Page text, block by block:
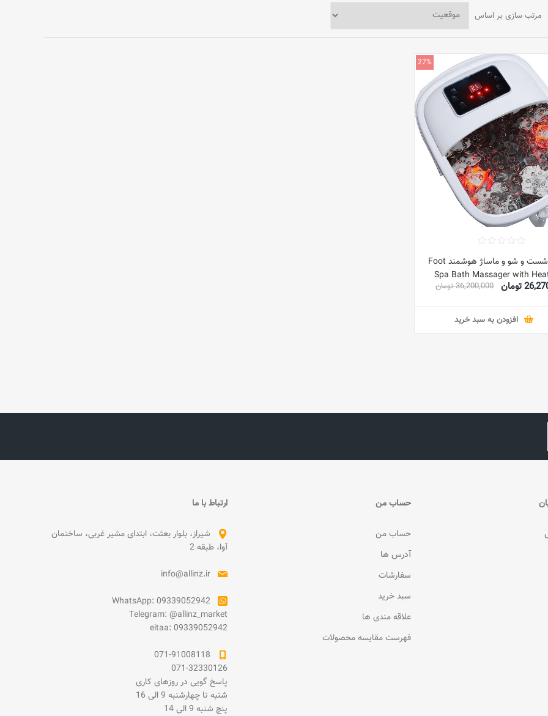
مرتب سازی بر اساس
27%
دستگاه شست و شو و ماساژ هوشمند Foot
Spa Bath Massager with
Bubbles - Electric Foot
Rollers, Adjustable Time &
تومان 36,200,000 تومان
افزودن به سبد خرید
حساب من
حساب من
آدرس ها
سفارشات
سبد خرید
علاقه مندی ها
فهرست مقایسه محصولات
ارتباط با ما
شیراز، بلوار بعثت، ابتدای مشیر غربی، ساختمان
آوا، طبقه 2
info@allinz.ir
WhatsApp: 09339052942
Telegram: @allinz_market
eitaa: 09339052942
071-91008118
071-32330126
پاسخ گویی در روزهای کاری
شنبه تا چهارشنبه 9 الی 16
پنچ شنبه 9 الی 14